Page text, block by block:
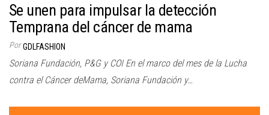
Se unen para impulsar la detección
Temprana del cáncer de mama
Por GDLFASHION
Soriana Fundación, P&G y COI En el marco del mes de la Lucha
contra el Cáncer deMama, Soriana Fundación y…